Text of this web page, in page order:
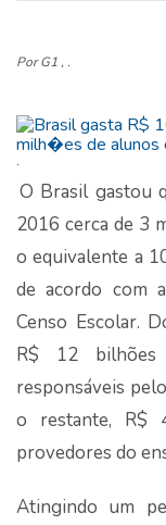
Por G1 , .
.
O Brasil gastou
2016 cerca de 3
o equivalente a
de acordo com
Censo Escolar.
R$ 12 bilhões
responsáveis
o restante, R$
provedores do
Atingindo um